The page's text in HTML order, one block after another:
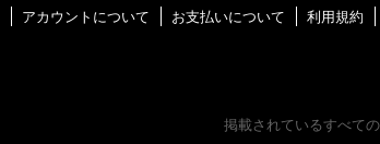
アカウントについて お支払いについて 利用規約
掲載されているすべて